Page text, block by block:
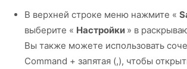
В верхней строке меню нажмите «
выберите « Настройки » в
Вы также можете использовать
Command + запятая (,), чтобы